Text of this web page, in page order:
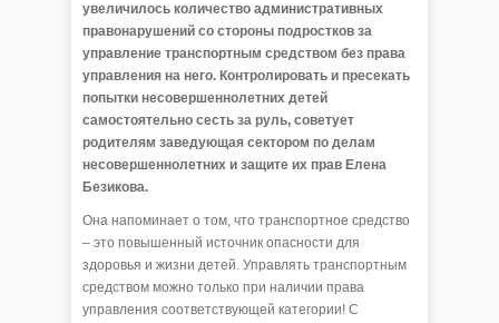
увеличилось количество административных
правонарушений со стороны подростков за
управление транспортным средством без права
управления на него. Контролировать и пресекать
попытки несовершеннолетних детей
самостоятельно сесть за руль, советует
родителям заведующая сектором по делам
несовершеннолетних и защите их прав Елена
Безикова.
Она напоминает о том, что транспортное средство
– это повышенный источник опасности для
здоровья и жизни детей. Управлять транспортным
средством можно только при наличии права
управления соответствующей категории! С